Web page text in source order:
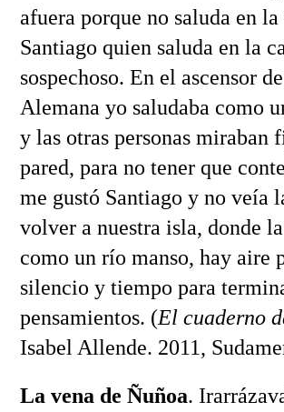
afuera porque no saluda en
Santiago quien saluda en la
sospechoso. En el ascensor
Alemana yo saludaba como
y las otras personas miraban
pared, para no tener que
me gustó Santiago y no veía
volver a nuestra isla, donde
como un río manso, hay aire
silencio y tiempo para
pensamientos. (El cuaderno
Isabel Allende. 2011,
La vena de Ñuñoa.